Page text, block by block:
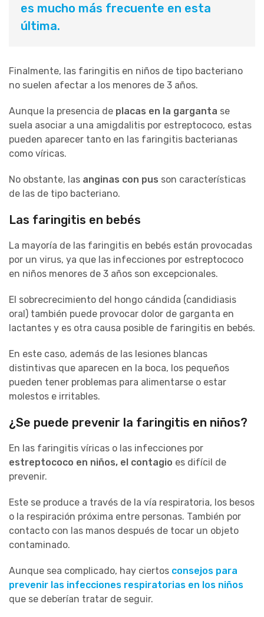
es mucho más frecuente en esta
última.
Finalmente, las faringitis en niños de tipo bacteriano
no suelen afectar a los menores de 3 años.
Aunque la presencia de placas en la garganta se
suela asociar a una amigdalitis por estreptococo, estas
pueden aparecer tanto en las faringitis bacterianas
como víricas.
No obstante, las anginas con pus son características
de las de tipo bacteriano.
Las faringitis en bebés
La mayoría de las faringitis en bebés están provocadas
por un virus, ya que las infecciones por estreptococo
en niños menores de 3 años son excepcionales.
El sobrecrecimiento del hongo cándida (candidiasis
oral) también puede provocar dolor de garganta en
lactantes y es otra causa posible de faringitis en bebés.
En este caso, además de las lesiones blancas
distintivas que aparecen en la boca, los pequeños
pueden tener problemas para alimentarse o estar
molestos e irritables.
¿Se puede prevenir la faringitis en niños?
En las faringitis víricas o las infecciones por
estreptococo en niños, el contagio es difícil de
prevenir.
Este se produce a través de la vía respiratoria, los besos
o la respiración próxima entre personas. También por
contacto con las manos después de tocar un objeto
contaminado.
Aunque sea complicado, hay ciertos consejos para
prevenir las infecciones respiratorias en los niños
que se deberían tratar de seguir.